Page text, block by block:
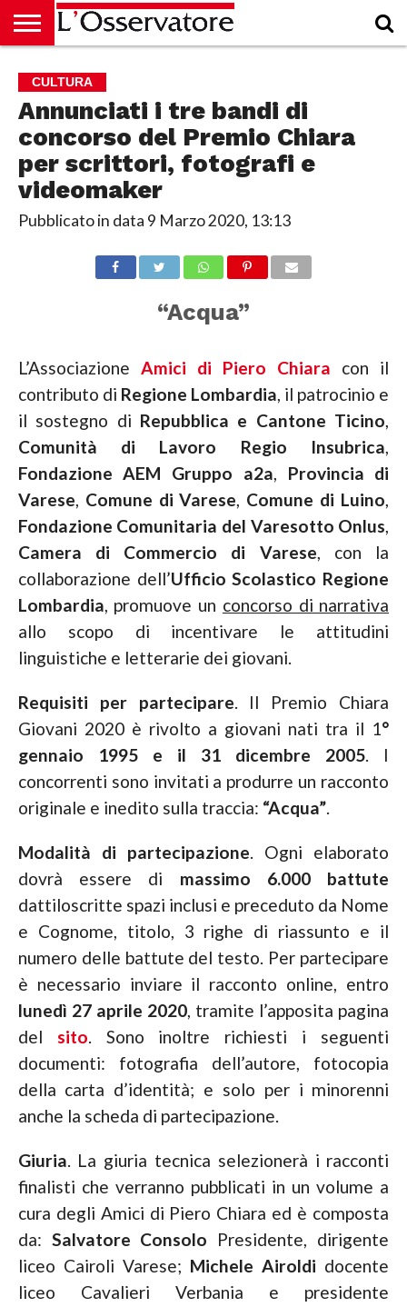
CULTURA
ECONOMIA
RUBRICHE
ARCHIVIO
PODCAST
ABBONAMENTO
CHI
SIAMO
ACCEDI
CULTURA
Annunciati i tre bandi di
concorso del Premio Chiara
per scrittori, fotografi e
videomaker
Pubblicato in data 9 Marzo 2020, 13:13
“Acqua”
L’Associazione Amici di Piero Chiara con il
contributo di Regione Lombardia, il patrocinio e
il sostegno di Repubblica e Cantone Ticino,
Comunità di Lavoro Regio Insubrica,
Fondazione AEM Gruppo a2a, Provincia di
Varese, Comune di Varese, Comune di Luino,
Fondazione Comunitaria del Varesotto Onlus,
Camera di Commercio di Varese, con la
collaborazione dell’Ufficio Scolastico Regione
Lombardia, promuove un concorso di narrativa
allo scopo di incentivare le attitudini
linguistiche e letterarie dei giovani.
Requisiti per partecipare. Il Premio Chiara
Giovani 2020 è rivolto a giovani nati tra il 1°
gennaio 1995 e il 31 dicembre 2005. I
concorrenti sono invitati a produrre un racconto
originale e inedito sulla traccia: “Acqua”.
Modalità di partecipazione. Ogni elaborato
dovrà essere di massimo 6.000 battute
dattiloscritte spazi inclusi e preceduto da Nome
e Cognome, titolo, 3 righe di riassunto e il
numero delle battute del testo. Per partecipare
è necessario inviare il racconto online, entro
lunedì 27 aprile 2020, tramite l’apposita pagina
del sito. Sono inoltre richiesti i seguenti
documenti: fotografia dell’autore, fotocopia
della carta d’identità; e solo per i minorenni
anche la scheda di partecipazione.
Giuria. La giuria tecnica selezionerà i racconti
finalisti che verranno pubblicati in un volume a
cura degli Amici di Piero Chiara ed è composta
da: Salvatore Consolo Presidente, dirigente
liceo Cairoli Varese; Michele Airoldi docente
liceo Cavalieri Verbania e presidente